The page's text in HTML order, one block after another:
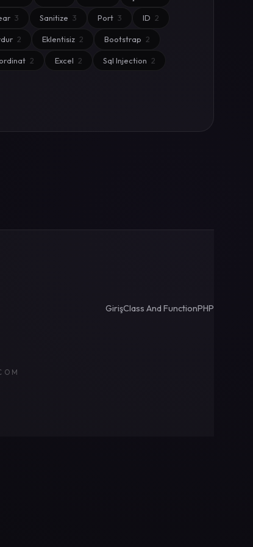
3 Sanitize 3 Port 3 ID 2
2 Eklentisiz 2 Bootstrap 2
2 Excel 2 Sql Injection 2
GirişClass And FunctionPHP